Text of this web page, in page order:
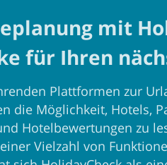
mit
für Ihren
Plattformen zur
die Möglichkeit, Hotels,
Hotelbewertungen zu
Vielzahl von